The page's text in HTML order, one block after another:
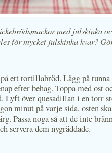
med julskinka
för mycket julskinka kvar?
ett tortillabröd. Lägg på
efter behag. Toppa med ost
över quesadillan i en torr
minut på varje sida, osten
Passa noga så att de inte
servera dem nygräddade.